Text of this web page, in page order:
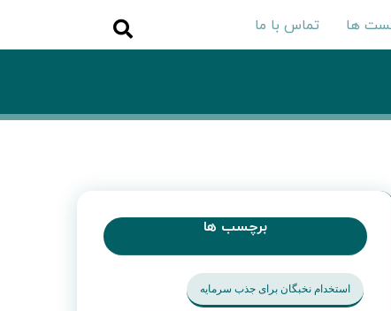
ها تماس با ما
برچسب ها
استخدام نخبگان برای جذب سرمایه